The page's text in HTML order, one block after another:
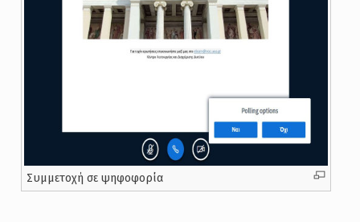
Συμμετοχή σε ψηφοφορία